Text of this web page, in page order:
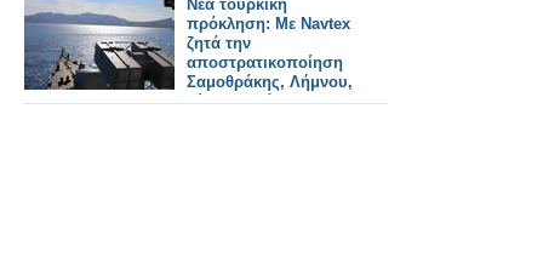
Νέα τουρκική
πρόκληση: Με Navtex
ζητά την
αποστρατικοποίηση
Σαμοθράκης, Λήμνου,
Χίου και Σάμου